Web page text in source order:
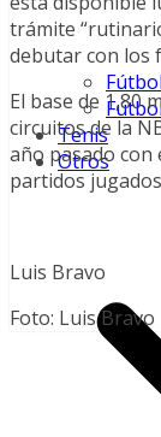
Tenis
Otros
trámite
debutar con los
El base de 1,80
circuitos de la
año pasado con
partidos
Luis Bravo
Foto: Luis Bravo